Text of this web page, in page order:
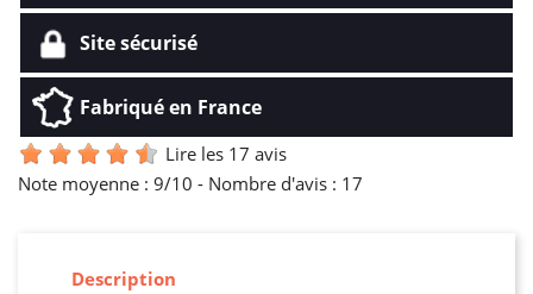
Site sécurisé
Fabriqué en France
Lire les 17 avis
Note moyenne : 9/10 - Nombre d'avis : 17
Description